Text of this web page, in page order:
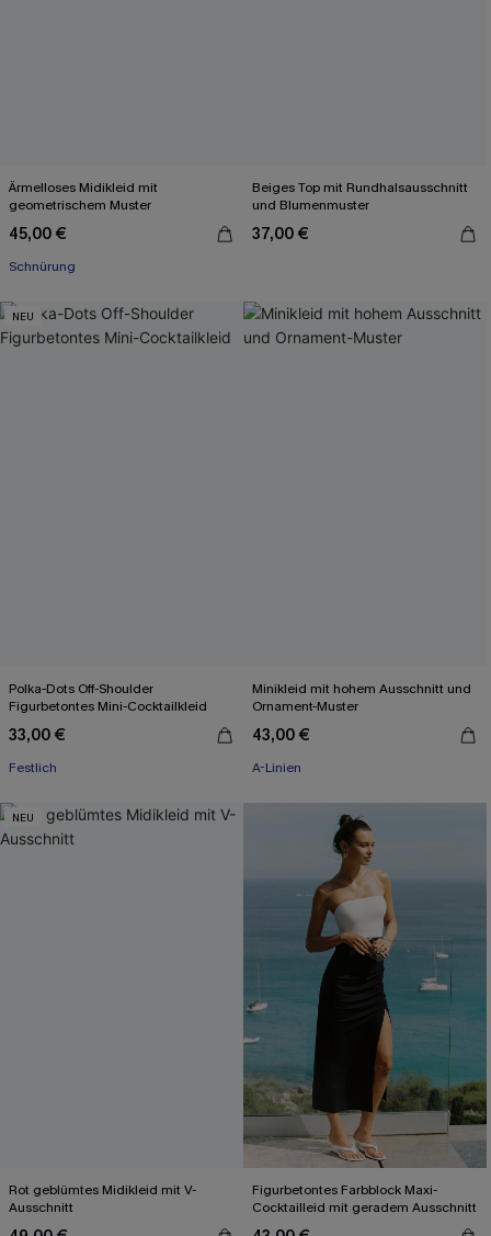
Ärmelloses Midikleid mit
geometrischem Muster
45,00 €
Schnürung
Beiges Top mit Rundhalsausschnitt
und Blumenmuster
37,00 €
NEU
Polka-Dots Off-Shoulder
Figurbetontes Mini-Cocktailkleid
33,00 €
Festlich
Minikleid mit hohem Ausschnitt und
Ornament-Muster
43,00 €
A-Linien
NEU
Rot geblümtes Midikleid mit V-
Ausschnitt
Figurbetontes Farbblock Maxi-
Cocktailleid mit geradem Ausschnitt